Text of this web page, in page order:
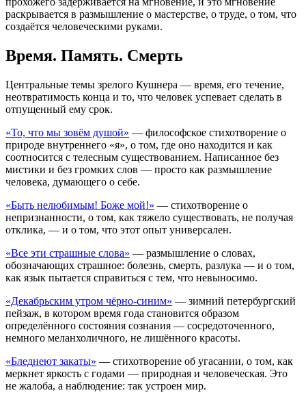
раскрывается в размышление о мастерстве, о труде, о том, что
создаётся человеческими руками.
Время. Память. Смерть
Центральные темы зрелого Кушнера — время, его течение,
неотвратимость конца и то, что человек успевает сделать в
отпущенный ему срок.
«То, что мы зовём душой» — философское стихотворение о
природе внутреннего «я», о том, где оно находится и как
соотносится с телесным существованием. Написанное без
мистики и без громких слов — просто как размышление
человека, думающего о себе.
«Быть нелюбимым! Боже мой!» — стихотворение о
непризнанности, о том, как тяжело существовать, не получая
отклика, — и о том, что этот опыт универсален.
«Все эти страшные слова» — размышление о словах,
обозначающих страшное: болезнь, смерть, разлука — и о том,
как язык пытается справиться с тем, что невыносимо.
«Декабрьским утром чёрно-синим» — зимний петербургский
пейзаж, в котором время года становится образом
определённого состояния сознания — сосредоточенного,
немного меланхоличного, не лишённого красоты.
«Бледнеют закаты» — стихотворение об угасании, о том, как
меркнет яркость с годами — природная и человеческая. Это
не жалоба, а наблюдение: так устроен мир.